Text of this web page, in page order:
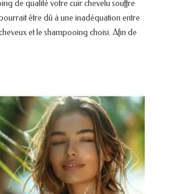
de qualité votre cuir chevelu souffre
être dû à une inadéquation entre
et le shampooing choisi. Afin de